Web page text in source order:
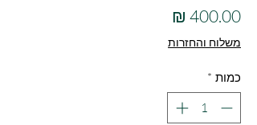
משלוח והחזרות
כמות *